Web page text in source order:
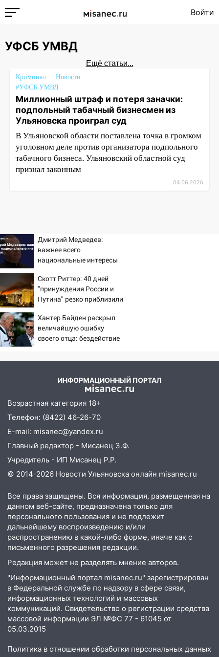
Войти
УФСБ УМВД
Ещё статьи...
Криминал
Новости
#УФСБ УМВД
Миллионный штраф и потеря заначки:
подпольный табачный бизнесмен из
Ульяновска проиграл суд
В Ульяновской области поставлена точка в громком
уголовном деле против организатора подпольного
табачного бизнеса. Ульяновский областной суд
признал законным
04.06.2026
Дмитрий Медведев:
важнее всего
национальные интересы
Скотт Риттер: 40 дней
"принуждения России и
Путина" резко приблизили
Хантер Байден раскрыл
величайшую ошибку
своего отца: бездействие
ИНФОРМАЦИОННЫЙ ПОРТАЛ
Возрастная категория 18+
Телефон: (8422) 46-26-70
E-mail: misanec@yandex.ru
Главный редактор - Мисанец З.Ф.
Учредитель - ИП Мисанец Р.Р.
© 2014-2026 Новости Ульяновска онлайн misanec.ru
Все права защищены. Вся информация, размещенная на
данном веб-сайте, предназначена только для
персонального пользования и не подлежит
дальнейшему воспроизведению и/или
распространению в какой-либо форме, иначе как с
письменного разрешения редакции.
Редакция может не разделять мнение авторов.
"Информационный портал misanec.ru" зарегистрирован
в Федеральной службе по надзору в сфере связи,
информационных технологий и массовых
коммуникаций. Свидетельство о регистрации средства
массовой информации ЭЛ №ФС 77 - 61045 от
05.03.2015
Политика в отношении обработки персональных данных